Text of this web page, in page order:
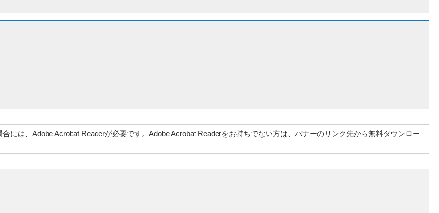
には、Adobe Acrobat Readerが必要です。Adobe Acrobat Readerをお持ちでない方は、バナーのリンク先から無料ダウンロー